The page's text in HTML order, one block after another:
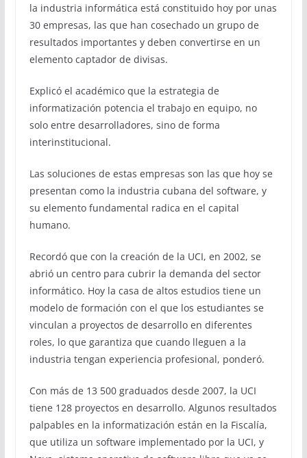
la industria informática está constituido hoy por unas
30 empresas, las que han cosechado un grupo de
resultados importantes y deben convertirse en un
elemento captador de divisas.
Explicó el académico que la estrategia de
informatización potencia el trabajo en equipo, no
solo entre desarrolladores, sino de forma
interinstitucional.
Las soluciones de estas empresas son las que hoy se
presentan como la industria cubana del software, y
su elemento fundamental radica en el capital
humano.
Recordó que con la creación de la UCI, en 2002, se
abrió un centro para cubrir la demanda del sector
informático. Hoy la casa de altos estudios tiene un
modelo de formación con el que los estudiantes se
vinculan a proyectos de desarrollo en diferentes
roles, lo que garantiza que cuando lleguen a la
industria tengan experiencia profesional, ponderó.
Con más de 13 500 graduados desde 2007, la UCI
tiene 128 proyectos en desarrollo. Algunos resultados
palpables en la informatización están en la Fiscalía,
que utiliza un software implementado por la UCI, y